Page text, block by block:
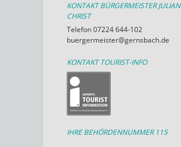
KONTAKT BÜRGERMEISTER JULIAN
CHRIST
Telefon 07224 644-102
buergermeister@gernsbach.de
KONTAKT TOURIST-INFO
IHRE BEHÖRDENNUMMER 115